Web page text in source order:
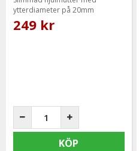
ytterdiameter på 20mm
249 kr
KÖP